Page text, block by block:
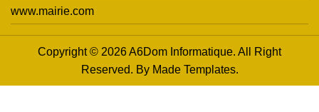
www.mairie.com
Copyright © 2026 A6Dom Informatique. All Right
Reserved. By Made Templates.